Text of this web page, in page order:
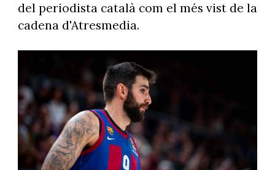
del periodista català com el més vist de la
cadena d'Atresmedia.